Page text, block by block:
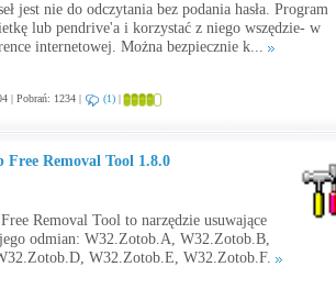
jest nie do odczytania bez podania hasła. Program
lub pendrive'a i korzystać z niego wszędzie- w
internetowej. Można bezpiecznie k...
| Pobrań: 1234 | (1) |
Free Removal Tool 1.8.0
Removal Tool to narzędzie usuwające
odmian: W32.Zotob.A, W32.Zotob.B,
W32.Zotob.E, W32.Zotob.F.